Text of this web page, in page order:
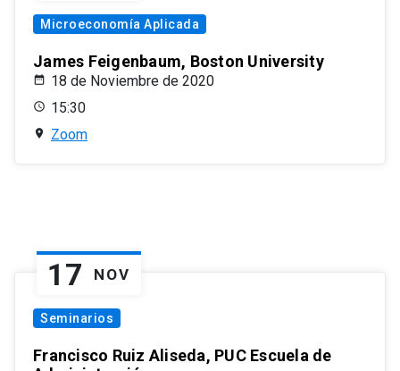
Microeconomía Aplicada
James Feigenbaum, Boston University
18 de Noviembre de 2020
15:30
Zoom
17 NOV
Seminarios
Francisco Ruiz Aliseda, PUC Escuela de